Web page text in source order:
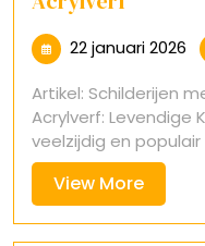
22 januari 2026 22
Artikel: Schilderijen
Acrylverf: Levendige
veelzijdig en populair
View MoreView
More